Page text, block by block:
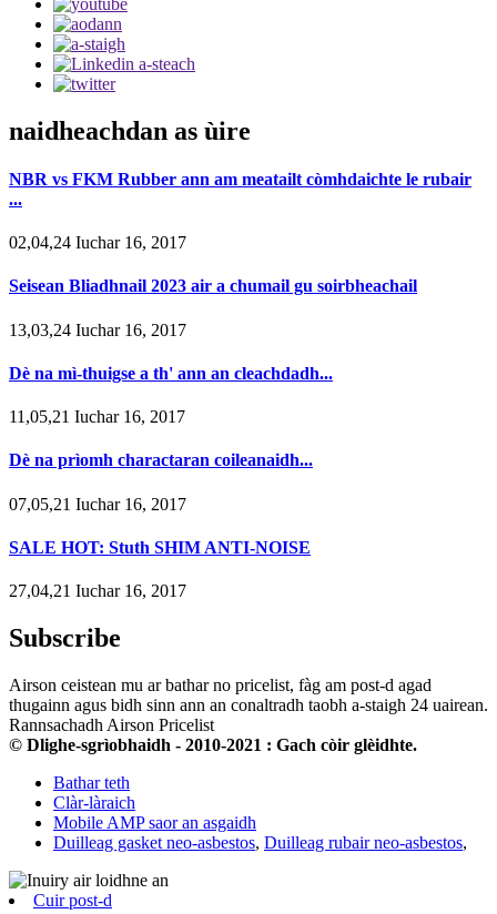
naidheachdan as ùire
NBR vs FKM Rubber ann am meatailt còmhdaichte le rubair
...
02,04,24 Iuchar 16, 2017
Seisean Bliadhnail 2023 air a chumail gu soirbheachail
13,03,24 Iuchar 16, 2017
Dè na mì-thuigse a th' ann an cleachdadh...
11,05,21 Iuchar 16, 2017
Dè na prìomh charactaran coileanaidh...
07,05,21 Iuchar 16, 2017
SALE HOT: Stuth SHIM ANTI-NOISE
27,04,21 Iuchar 16, 2017
Subscribe
Airson ceistean mu ar bathar no pricelist, fàg am post-d agad
thugainn agus bidh sinn ann an conaltradh taobh a-staigh 24 uairean.
Rannsachadh Airson Pricelist
© Dlighe-sgrìobhaidh - 2010-2021 : Gach còir glèidhte.
Bathar teth
Clàr-làraich
Mobile AMP saor an asgaidh
Duilleag gasket neo-asbestos, Duilleag rubair neo-asbestos,
Cuir post-d